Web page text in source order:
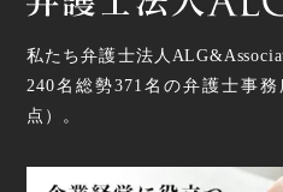
私たち弁護士法人
240名総勢371 名の弁護士事務
点 ）。